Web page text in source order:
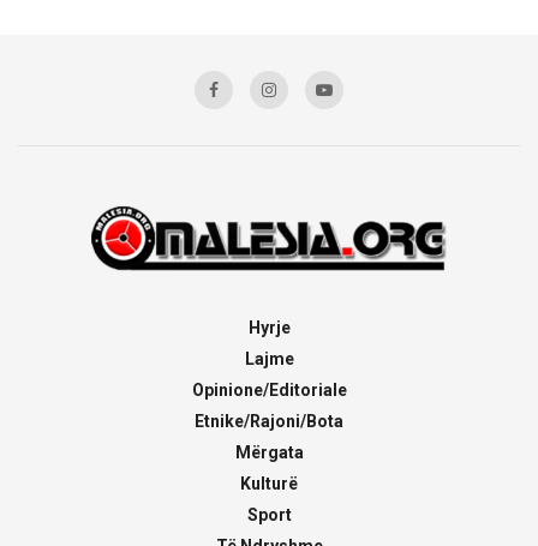
Hyrje
Lajme
Opinione/Editoriale
Etnike/Rajoni/Bota
Mërgata
Kulturë
Sport